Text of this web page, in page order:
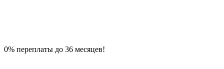
0% переплаты до 36 месяцев!